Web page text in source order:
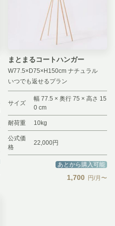
まとまるコートハンガー
W77.5×D75×H150cm ナチュラル
いつでも返せるプラン
サイズ
幅 77.5 × 奥行 75 × 高さ 15
0 cm
耐荷重 10kg
公式価
格
22,000円
あとから購入可能
1,700 円/月〜